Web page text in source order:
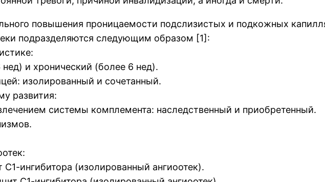
повышения проницаемости подслизистых и подкожных
подразделяются следующим образом [1]:
и хронический (более 6 нед).
изолированный и сочетанный.
развития:
системы комплемента: наследственный и приобретенный.
ингибитора (изолированный ангиоотек).